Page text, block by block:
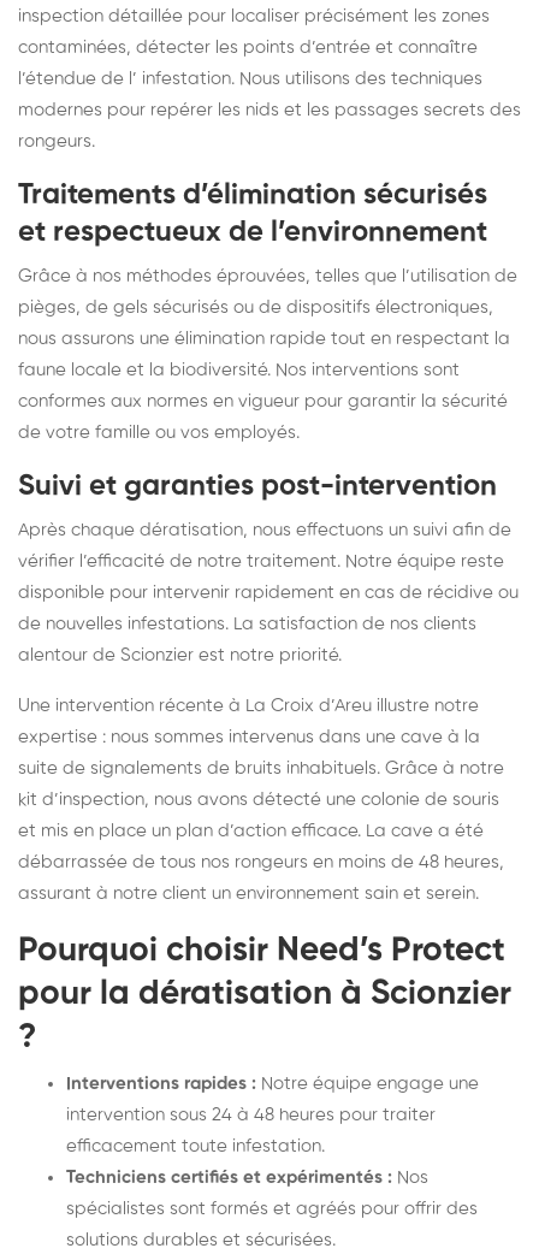
inspection détaillée pour localiser précisément les zones
contaminées, détecter les points d’entrée et connaître
l’étendue de l’ infestation. Nous utilisons des techniques
modernes pour repérer les nids et les passages secrets des
rongeurs.
Traitements d’élimination sécurisés
et respectueux de l’environnement
Grâce à nos méthodes éprouvées, telles que l’utilisation de
pièges, de gels sécurisés ou de dispositifs électroniques,
nous assurons une élimination rapide tout en respectant la
faune locale et la biodiversité. Nos interventions sont
conformes aux normes en vigueur pour garantir la sécurité
de votre famille ou vos employés.
Suivi et garanties post-intervention
Après chaque dératisation, nous effectuons un suivi afin de
vérifier l’efficacité de notre traitement. Notre équipe reste
disponible pour intervenir rapidement en cas de récidive ou
de nouvelles infestations. La satisfaction de nos clients
alentour de Scionzier est notre priorité.
Une intervention récente à La Croix d’Areu illustre notre
expertise : nous sommes intervenus dans une cave à la
suite de signalements de bruits inhabituels. Grâce à notre
kit d’inspection, nous avons détecté une colonie de souris
et mis en place un plan d’action efficace. La cave a été
débarrassée de tous nos rongeurs en moins de 48 heures,
assurant à notre client un environnement sain et serein.
Pourquoi choisir Need’s Protect
pour la dératisation à Scionzier
?
Interventions rapides : Notre équipe engage une
intervention sous 24 à 48 heures pour traiter
efficacement toute infestation.
Techniciens certifiés et expérimentés : Nos
spécialistes sont formés et agréés pour offrir des
solutions durables et sécurisées.